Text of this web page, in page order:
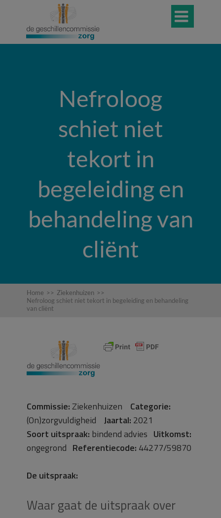

Nefroloog
schiet niet
tekort in
begeleiding en
behandeling van
cliënt
Home >> Ziekenhuizen >>
Nefroloog schiet niet tekort in begeleiding en behandeling
van cliënt
Commissie:Ziekenhuizen Categorie:
(On)zorgvuldigheid Jaartal: 2021
Soort uitspraak: bindend advies Uitkomst:
ongegrond Referentiecode: 44277/59870
De uitspraak:
Waar gaat de uitspraak over